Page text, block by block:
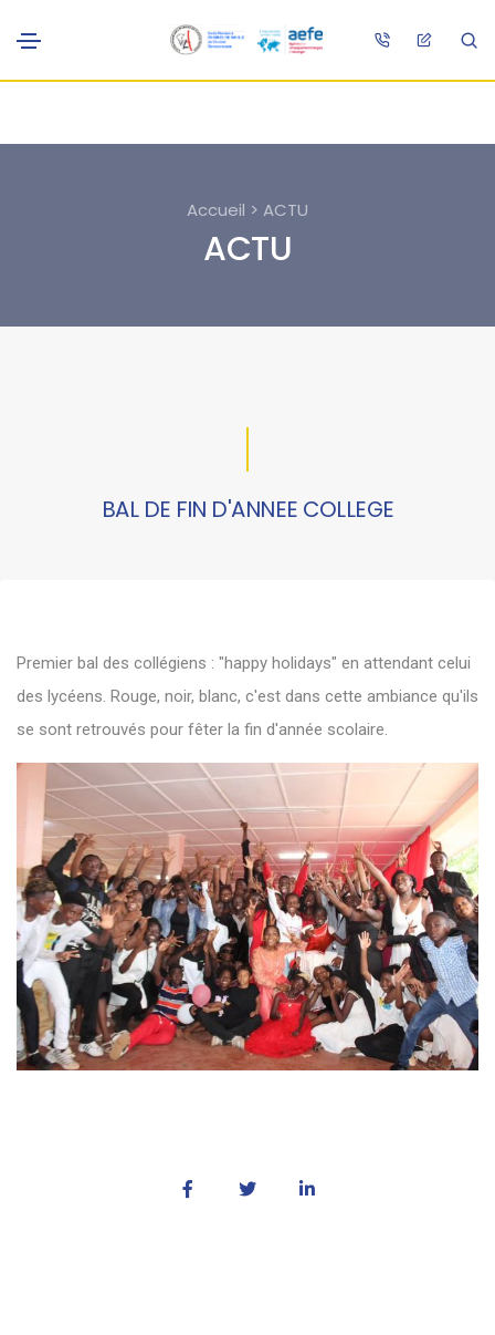
Accueil > ACTU
ACTU
BAL DE FIN D'ANNEE COLLEGE
Premier bal des collégiens : "happy holidays" en attendant celui
des lycéens. Rouge, noir, blanc, c'est dans cette ambiance qu'ils
se sont retrouvés pour fêter la fin d'année scolaire.